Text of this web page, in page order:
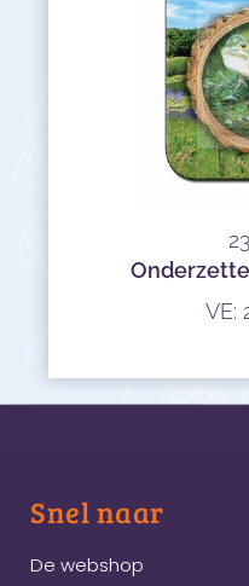
VE:
Snel naar
De webshop